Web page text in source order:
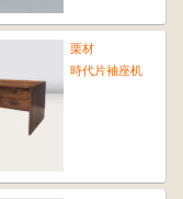
栗材
時代片袖座机